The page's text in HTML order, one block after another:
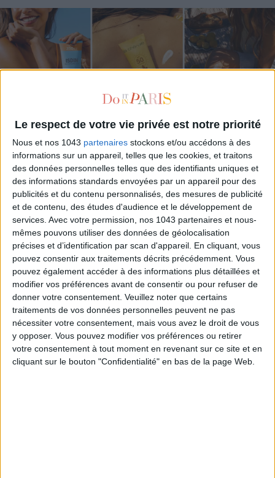
Le respect de votre vie privée est notre priorité
Nous et nos 1043 partenaires stockons et/ou accédons à des
informations sur un appareil, telles que les cookies, et traitons
des données personnelles telles que des identifiants uniques et
des informations standards envoyées par un appareil pour des
publicités et du contenu personnalisés, des mesures de publicité
et de contenu, des études d'audience et le développement de
services. Avec votre permission, nos 1043 partenaires et nous-
mêmes pouvons utiliser des données de géolocalisation
précises et d’identification par scan d'appareil. En cliquant, vous
pouvez consentir aux traitements décrits précédemment. Vous
pouvez également accéder à des informations plus détaillées et
modifier vos préférences avant de consentir ou pour refuser de
donner votre consentement. Veuillez noter que certains
traitements de vos données personnelles peuvent ne pas
nécessiter votre consentement, mais vous avez le droit de vous
y opposer. Vous pouvez modifier vos préférences ou retirer
votre consentement à tout moment en revenant sur ce site et en
cliquant sur le bouton "Confidentialité" en bas de la page Web.
LES SPF 50 QUI DONNENT ENVIE DE SE TARTINER
LES MEILLEURS HÔTELS POUR UN WEEK-END SPA ET GASTRONOMIE